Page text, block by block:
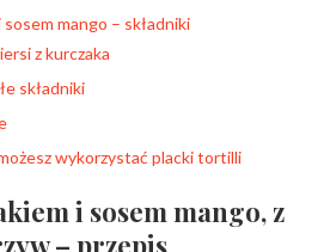
mango – składniki
z kurczaka
składniki
wykorzystać placki tortilli
i sosem mango, z
– przepis